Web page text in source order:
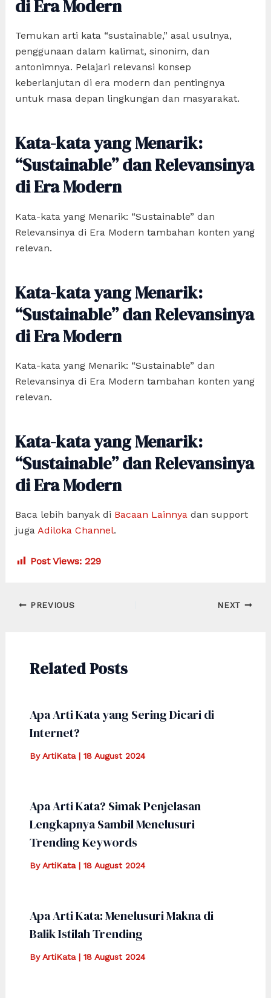
di Era Modern
Temukan arti kata “sustainable,” asal usulnya,
penggunaan dalam kalimat, sinonim, dan
antonimnya. Pelajari relevansi konsep
keberlanjutan di era modern dan pentingnya
untuk masa depan lingkungan dan masyarakat.
Kata-kata yang Menarik:
“Sustainable” dan Relevansinya
di Era Modern
Kata-kata yang Menarik: “Sustainable” dan
Relevansinya di Era Modern tambahan konten yang
relevan.
Kata-kata yang Menarik:
“Sustainable” dan Relevansinya
di Era Modern
Kata-kata yang Menarik: “Sustainable” dan
Relevansinya di Era Modern tambahan konten yang
relevan.
Kata-kata yang Menarik:
“Sustainable” dan Relevansinya
di Era Modern
Baca lebih banyak di Bacaan Lainnyadan support
juga Adiloka Channel.
Post Views: 229
Post
PREVIOUS NEXT
Related Posts
Apa Arti Kata yang Sering Dicari di
Internet?
ByArtiKata | 18 August 2024
Apa Arti Kata? Simak Penjelasan
Lengkapnya Sambil Menelusuri
Trending Keywords
ByArtiKata | 18 August 2024
Apa Arti Kata: Menelusuri Makna di
Balik Istilah Trending
ByArtiKata | 18 August 2024